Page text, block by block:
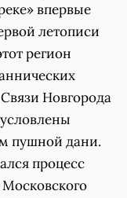
впервые
летописи
регион
Новгорода
пушной дани.
процесс